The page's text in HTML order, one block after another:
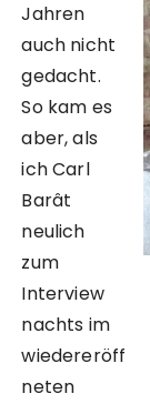
Jahren
auch nicht
gedacht.
So kam es
aber, als
ich Carl
Barât
neulich
zum
Interview
nachts im
wiedereröff
neten